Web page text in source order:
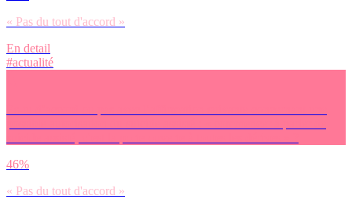
« Pas du tout d'accord »
En detail
#actualité
46%
« Pas du tout d'accord »